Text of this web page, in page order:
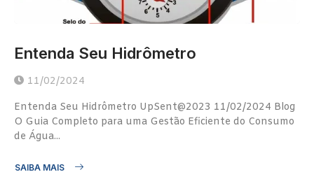
Entenda Seu Hidrômetro
11/02/2024
Entenda Seu Hidrômetro UpSent@2023 11/02/2024 Blog
O Guia Completo para uma Gestão Eficiente do Consumo
de Água...
SAIBA MAIS